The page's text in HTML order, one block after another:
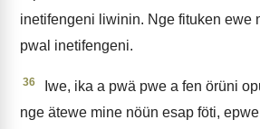
inetifengeni liwinin. Nge fituken ewe
pwal inetifengeni.
36
Iwe, ika a pwä pwe a fen örüni
nge ätewe mine nöün esap föti,